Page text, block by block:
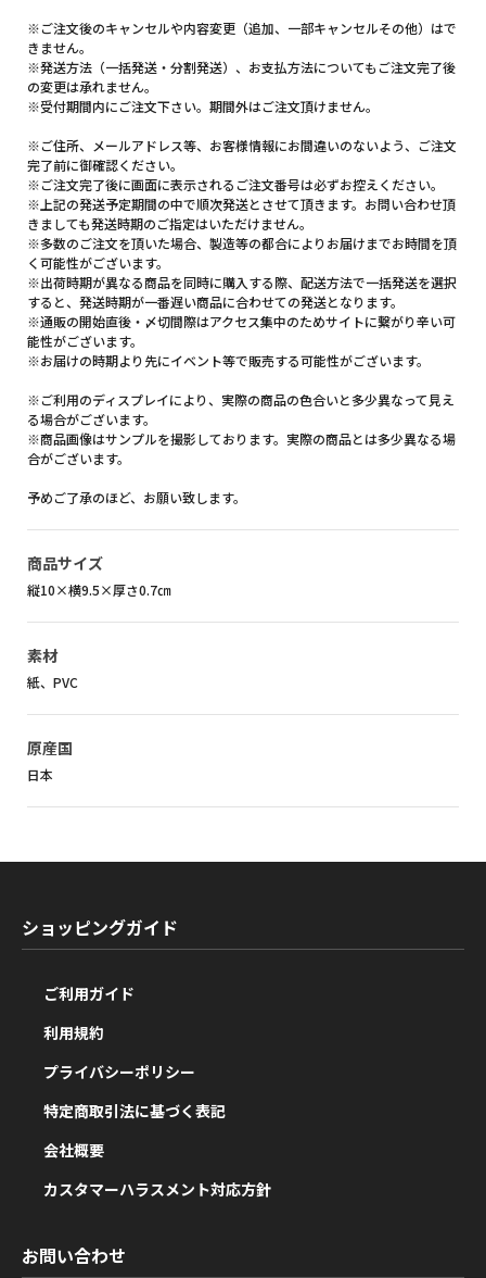
※ご注文後のキャンセルや内容変更（追加、一部キャンセルその他）はで
きません。
※発送方法（一括発送・分割発送）、お支払方法についてもご注文完了後
の変更は承れません。
※受付期間内にご注文下さい。期間外はご注文頂けません。
※ご住所、メールアドレス等、お客様情報にお間違いのないよう、ご注文
完了前に御確認ください。
※ご注文完了後に画面に表示されるご注文番号は必ずお控えください。
※上記の発送予定期間の中で順次発送とさせて頂きます。お問い合わせ頂
きましても発送時期のご指定はいただけません。
※多数のご注文を頂いた場合、製造等の都合によりお届けまでお時間を頂
く可能性がございます。
※出荷時期が異なる商品を同時に購入する際、配送方法で一括発送を選択
すると、発送時期が一番遅い商品に合わせての発送となります。
※通販の開始直後・〆切間際はアクセス集中のためサイトに繋がり辛い可
能性がございます。
※お届けの時期より先にイベント等で販売する可能性がございます。
※ご利用のディスプレイにより、実際の商品の色合いと多少異なって見え
る場合がございます。
※商品画像はサンプルを撮影しております。実際の商品とは多少異なる場
合がございます。
予めご了承のほど、お願い致します。
商品サイズ
縦10×横9.5×厚さ0.7㎝
素材
紙、PVC
原産国
日本
ショッピングガイド
ご利用ガイド
利用規約
プライバシーポリシー
特定商取引法に基づく表記
会社概要
カスタマーハラスメント対応方針
お問い合わせ